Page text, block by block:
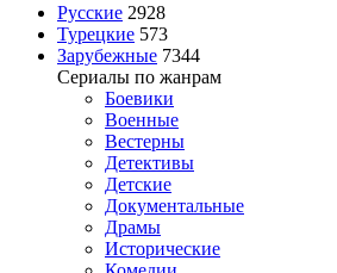
Русские 2928
Турецкие 573
Зарубежные 7344
Сериалы по жанрам
Боевики
Военные
Вестерны
Детективы
Детские
Документальные
Драмы
Исторические